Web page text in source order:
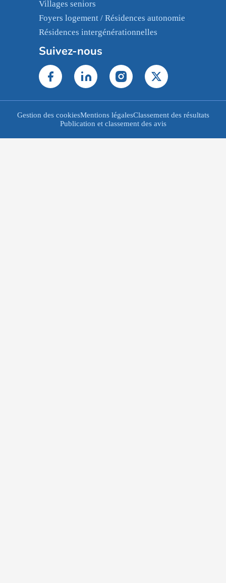
Villages seniors
Foyers logement / Résidences autonomie
Résidences intergénérationnelles
Suivez-nous
Gestion des cookiesMentions légalesClassement des résultats
Publication et classement des avis